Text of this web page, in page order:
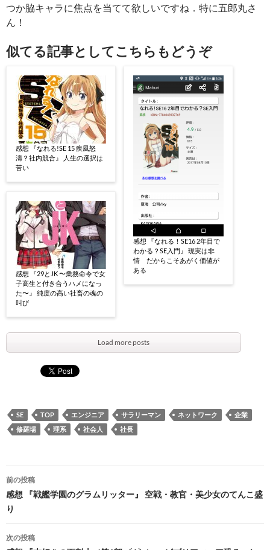
つか脇キャラに焦点を当てて欲しいですね．特に五郎丸さ
ん！
似てる記事としてこちらもどうぞ
感想 『なれる!SE 15 疾風怒
濤？社内競合』 人生の選択は
苦い
感想 『29とJK 〜業務命令で女
子高生と付き合うハメになっ
た〜』 純度の高い社畜の魂の
叫び
感想 『なれる！SE16 2年目で
わかる？SE入門』 現実は非
情 だからこそあがく価値が
ある
Load more posts
SE TOP エンジニア サラリーマン ネットワーク
企業
修羅場
理系 社会人 社長
投
稿
ナ
ビ
前の投稿
感想 『戦艦学園のグラムリッター』 空戦・教官・美少女のてんこ盛
り
次の投稿